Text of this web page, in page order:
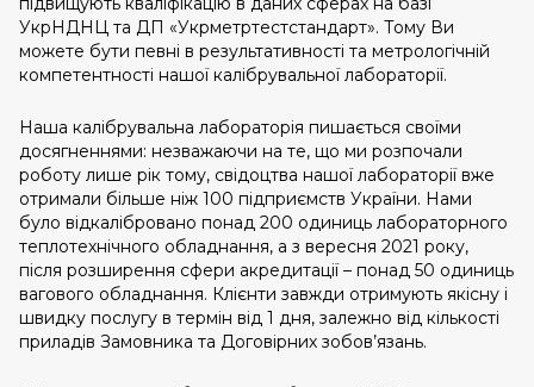
УкрНДНЦ та ДП «Укрметртестстандарт». Тому Ви
можете бути певні в результативності та метрологічній
компетентності нашої калібрувальної лабораторії.
Наша калібрувальна лабораторія пишається своїми
досягненнями: незважаючи на те, що ми розпочали
роботу лише рік тому, свідоцтва нашої лабораторії вже
отримали більше ніж 100 підприємств України. Нами
було відкалібровано понад 200 одиниць лабораторного
теплотехнічного обладнання, а з вересня 2021 року,
після розширення сфери акредитації – понад 50 одиниць
вагового обладнання. Клієнти завжди отримують якісну і
швидку послугу в термін від 1 дня, залежно від кількості
приладів Замовника та Договірних зобов’язань.